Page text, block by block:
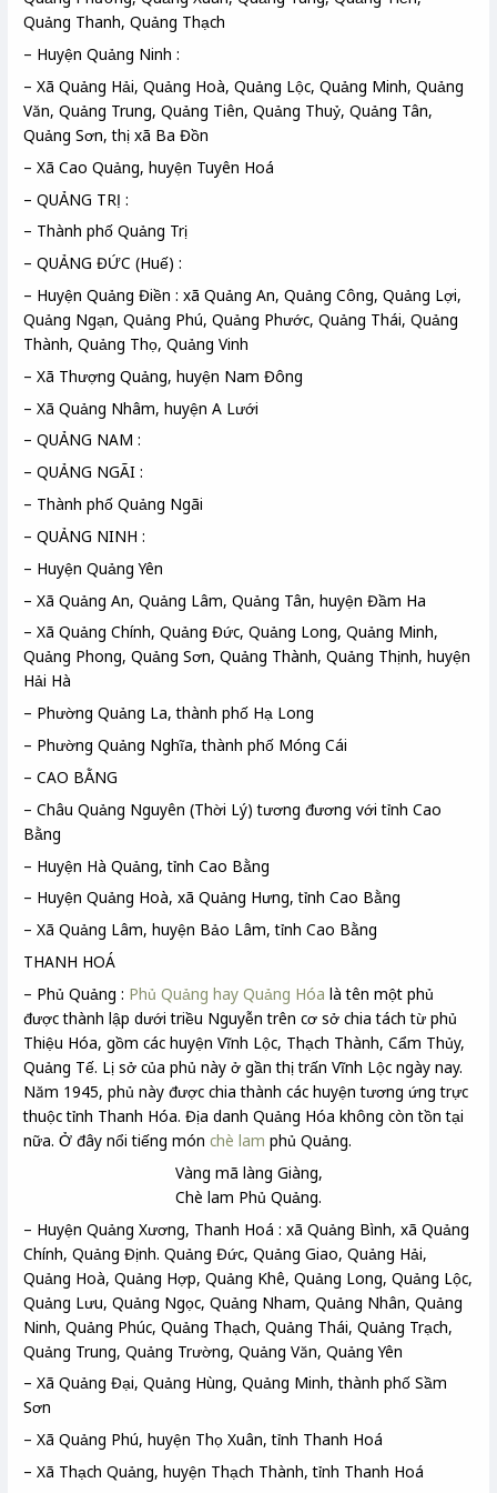
Quảng Thanh, Quảng Thạch
– Huyện Quảng Ninh :
– Xã Quảng Hải, Quảng Hoà, Quảng Lộc, Quảng Minh, Quảng
Văn, Quảng Trung, Quảng Tiên, Quảng Thuỷ, Quảng Tân,
Quảng Sơn, thị xã Ba Đồn
– Xã Cao Quảng, huyện Tuyên Hoá
– QUẢNG TRỊ :
– Thành phố Quảng Trị
– QUẢNG ĐỨC (Huế) :
– Huyện Quảng Điền : xã Quảng An, Quảng Công, Quảng Lợi,
Quảng Ngạn, Quảng Phú, Quảng Phước, Quảng Thái, Quảng
Thành, Quảng Thọ, Quảng Vinh
– Xã Thượng Quảng, huyện Nam Đông
– Xã Quảng Nhâm, huyện A Lưới
– QUẢNG NAM :
– QUẢNG NGÃI :
– Thành phố Quảng Ngãi
– QUẢNG NINH :
– Huyện Quảng Yên
– Xã Quảng An, Quảng Lâm, Quảng Tân, huyện Đầm Ha
– Xã Quảng Chính, Quảng Đức, Quảng Long, Quảng Minh,
Quảng Phong, Quảng Sơn, Quảng Thành, Quảng Thịnh, huyện
Hải Hà
– Phường Quảng La, thành phố Hạ Long
– Phường Quảng Nghĩa, thành phố Móng Cái
– CAO BẰNG
– Châu Quảng Nguyên (Thời Lý) tương đương với tỉnh Cao
Bằng
– Huyện Hà Quảng, tỉnh Cao Bằng
– Huyện Quảng Hoà, xã Quảng Hưng, tỉnh Cao Bằng
– Xã Quảng Lâm, huyện Bảo Lâm, tỉnh Cao Bằng
THANH HOÁ
– Phủ Quảng : Phủ Quảng hay Quảng Hóa là tên một phủ
được thành lập dưới triều Nguyễn trên cơ sở chia tách từ phủ
Thiệu Hóa, gồm các huyện Vĩnh Lộc, Thạch Thành, Cẩm Thủy,
Quảng Tế. Lị sở của phủ này ở gần thị trấn Vĩnh Lộc ngày nay.
Năm 1945, phủ này được chia thành các huyện tương ứng trực
thuộc tỉnh Thanh Hóa. Địa danh Quảng Hóa không còn tồn tại
nữa. Ở đây nổi tiếng mónchè lam phủ Quảng.
Vàng mã làng Giàng,
Chè lam Phủ Quảng.
– Huyện Quảng Xương, Thanh Hoá : xã Quảng Bình, xã Quảng
Chính, Quảng Định. Quảng Đức, Quảng Giao, Quảng Hải,
Quảng Hoà, Quảng Hợp, Quảng Khê, Quảng Long, Quảng Lộc,
Quảng Lưu, Quảng Ngọc, Quảng Nham, Quảng Nhân, Quảng
Ninh, Quảng Phúc, Quảng Thạch, Quảng Thái, Quảng Trạch,
Quảng Trung, Quảng Trường, Quảng Văn, Quảng Yên
– Xã Quảng Đại, Quảng Hùng, Quảng Minh, thành phố Sầm
Sơn
– Xã Quảng Phú, huyện Thọ Xuân, tỉnh Thanh Hoá
– Xã Thạch Quảng, huyện Thạch Thành, tỉnh Thanh Hoá